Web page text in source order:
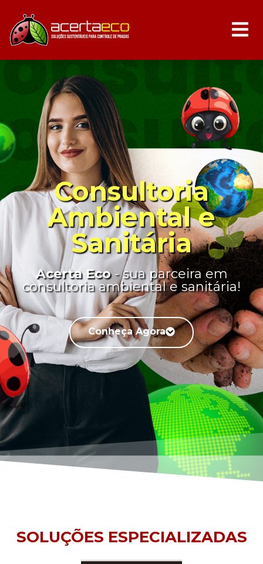
Consultoria
Ambiental e
Sanitária
Acerta Eco- sua parceira em
consultoria ambiental e sanitária!
Conheça Agora
SOLUÇÕES ESPECIALIZADAS